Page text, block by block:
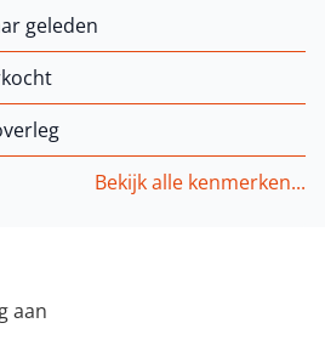
geleden
Bekijk alle kenmerken...
aan